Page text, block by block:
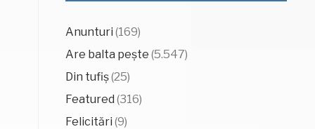
Anunturi (169)
Are balta pește (5.547)
Din tufiș(25)
Featured (316)
Felicitări (9)